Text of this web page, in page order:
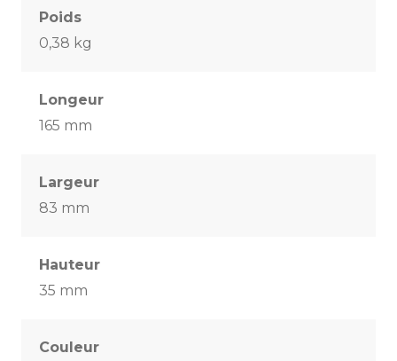
Poids
0,38 kg
Longeur
165 mm
Largeur
83 mm
Hauteur
35 mm
Couleur